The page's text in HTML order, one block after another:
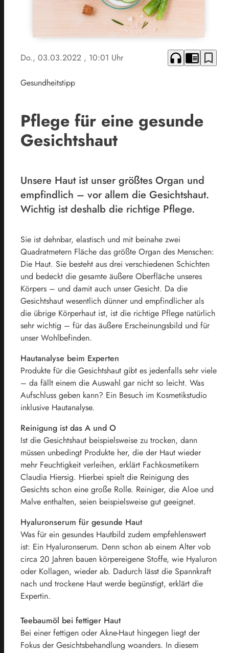
Do., 03.03.2022 , 10:01 Uhr headphones chrome_reader_mode bookmark_border
Gesundheitstipp
Pflege für eine gesunde
Gesichtshaut
Unsere Haut ist unser größtes Organ und
empfindlich – vor allem die Gesichtshaut.
Wichtig ist deshalb die richtige Pflege.
Sie ist dehnbar, elastisch und mit beinahe zwei
Quadratmetern Fläche das größte Organ des Menschen:
Die Haut. Sie besteht aus drei verschiedenen Schichten
und bedeckt die gesamte äußere Oberfläche unseres
Körpers – und damit auch unser Gesicht. Da die
Gesichtshaut wesentlich dünner und empfindlicher als
die übrige Körperhaut ist, ist die richtige Pflege natürlich
sehr wichtig – für das äußere Erscheinungsbild und für
unser Wohlbefinden.
Hautanalyse beim Experten
Produkte für die Gesichtshaut gibt es jedenfalls sehr viele
– da fällt einem die Auswahl gar nicht so leicht. Was
Aufschluss geben kann? Ein Besuch im Kosmetikstudio
inklusive Hautanalyse.
Reinigung ist das A und O
Ist die Gesichtshaut beispielsweise zu trocken, dann
müssen unbedingt Produkte her, die der Haut wieder
mehr Feuchtigkeit verleihen, erklärt Fachkosmetikern
Claudia Hiersig. Hierbei spielt die Reinigung des
Gesichts schon eine große Rolle. Reiniger, die Aloe und
Malve enthalten, seien beispielsweise gut geeignet.
Hyaluronserum für gesunde Haut
Was für ein gesundes Hautbild zudem empfehlenswert
ist: Ein Hyaluronserum. Denn schon ab einem Alter vob
circa 20 Jahren bauen körpereigene Stoffe, wie Hyaluron
oder Kollagen, wieder ab. Dadurch lässt die Spannkraft
nach und trockene Haut werde begünstigt, erklärt die
Expertin.
Teebaumöl bei fettiger Haut
Bei einer fettigen oder Akne-Haut hingegen liegt der
Fokus der Gesichtsbehandlung woanders. In diesem